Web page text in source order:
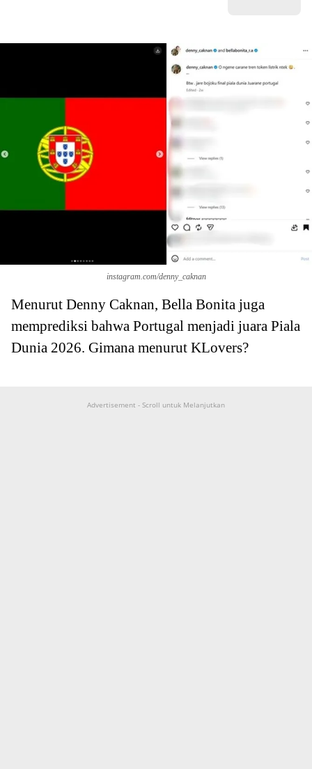
instagram.com/denny_caknan
Menurut Denny Caknan, Bella Bonita juga
memprediksi bahwa Portugal menjadi juara Piala
Dunia 2026. Gimana menurut KLovers?
Advertisement - Scroll untuk Melanjutkan